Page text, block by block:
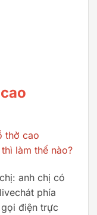
thờ cao
làm thế nào?
anh chị có
phía
điện trực